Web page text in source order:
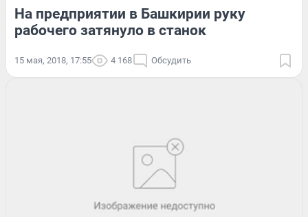
На предприятии в Башкирии руку
рабочего затянуло в станок
15 мая, 2018, 17:55 4 168 Обсудить